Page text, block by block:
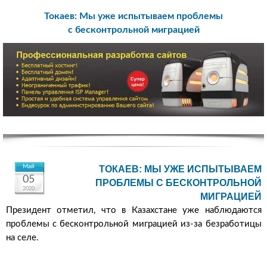
Токаев: Мы уже испытываем проблемы
с бесконтрольной миграцией
Май
05
2020
ТОКАЕВ: МЫ УЖЕ ИСПЫТЫВАЕМ
ПРОБЛЕМЫ С БЕСКОНТРОЛЬНОЙ
МИГРАЦИЕЙ
Президент отметил, что в Казахстане уже наблюдаются
проблемы с бесконтрольной миграцией из-за безработицы
на селе.